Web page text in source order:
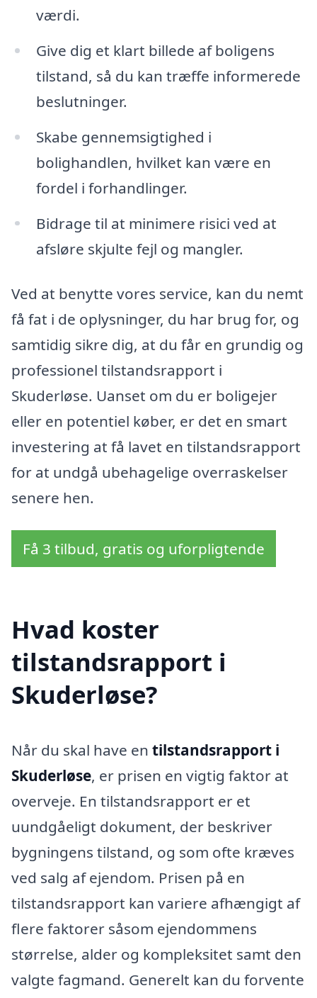
værdi.
Give dig et klart billede af boligens
tilstand, så du kan træffe informerede
beslutninger.
Skabe gennemsigtighed i
bolighandlen, hvilket kan være en
fordel i forhandlinger.
Bidrage til at minimere risici ved at
afsløre skjulte fejl og mangler.
Ved at benytte vores service, kan du nemt
få fat i de oplysninger, du har brug for, og
samtidig sikre dig, at du får en grundig og
professionel tilstandsrapport i
Skuderløse. Uanset om du er boligejer
eller en potentiel køber, er det en smart
investering at få lavet en tilstandsrapport
for at undgå ubehagelige overraskelser
senere hen.
Få 3 tilbud, gratis og uforpligtende
Hvad koster
tilstandsrapport i
Skuderløse?
Når du skal have en tilstandsrapport i
Skuderløse, er prisen en vigtig faktor at
overveje. En tilstandsrapport er et
uundgåeligt dokument, der beskriver
bygningens tilstand, og som ofte kræves
ved salg af ejendom. Prisen på en
tilstandsrapport kan variere afhængigt af
flere faktorer såsom ejendommens
størrelse, alder og kompleksitet samt den
valgte fagmand. Generelt kan du forvente